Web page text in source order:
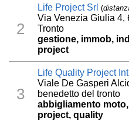
2
Life Project Srl (
Via Venezia Giulia 4,
Tronto
gestione, immob,
project
3
Life Quality Project
Viale De Gasperi
benedetto del tronto
abbigliamento
project, quality